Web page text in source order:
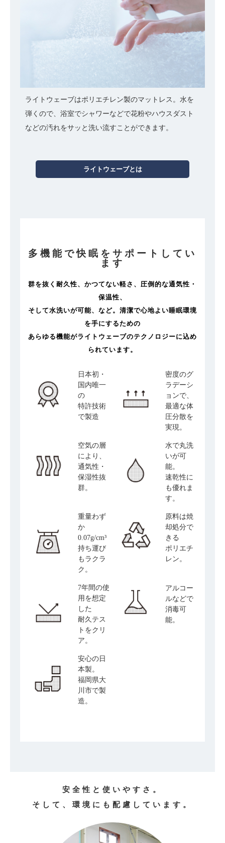
ライトウェーブはポリエチレン製のマットレス。水を
弾くので、浴室でシャワーなどで花粉やハウスダスト
などの汚れをサッと洗い流すことができます。
ライトウェーブとは
多機能で快眠をサポートしてい
ます
群を抜く耐久性、かつてない軽さ、圧倒的な通気性・
保温性、
そして水洗いが可能、など。清潔で心地よい睡眠環境
を手にするための
あらゆる機能がライトウェーブのテクノロジーに込め
られています。
日本初・
国内唯一
の
特許技術
で製造
密度のグ
ラデーシ
ョンで、
最適な体
圧分散を
実現。
空気の層
により、
通気性・
保湿性抜
群。
水で丸洗
いが可
能。
速乾性に
も優れま
す。
重量わず
か
0.07g/cm³
持ち運び
もラクラ
ク。
原料は焼
却処分で
きる
ポリエチ
レン。
7年間の使
用を想定
した
耐久テス
トをクリ
ア。
アルコー
ルなどで
消毒可
能。
安心の日
本製。
福岡県大
川市で製
造。
安全性と使いやすさ。
そして、環境にも配慮しています。